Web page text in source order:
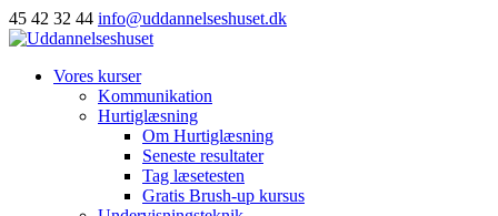
45 42 32 44 info@uddannelseshuset.dk
Vores kurser
Kommunikation
Hurtiglæsning
Om Hurtiglæsning
Seneste resultater
Tag læsetesten
Gratis Brush-up kursus